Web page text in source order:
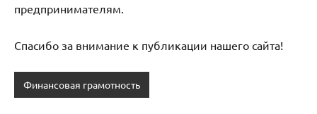
предпринимателям.
Спасибо за внимание к публикации нашего сайта!
Финансовая грамотность